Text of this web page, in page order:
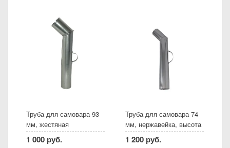
Труба для самовара 93
мм, жестяная
1 000 руб.
Труба для самовара 74
мм, нержавейка, высота
43 см, колено 12 см
1 200 руб.